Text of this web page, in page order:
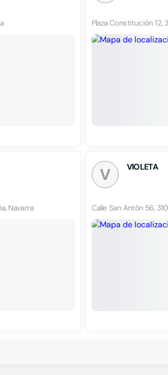
Plaza Constitución 12,
Navarra
V VIOLETA
Calle San Antón 56,